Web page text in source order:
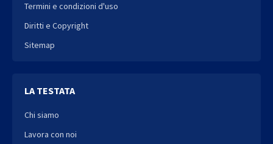
Termini e condizioni d'uso
Diritti e Copyright
Sitemap
LA TESTATA
Chi siamo
Lavora con noi